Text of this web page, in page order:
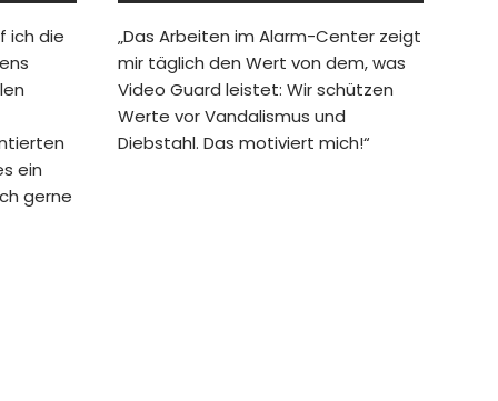
ich die
ein
gerne
„Das Arbeiten im Alarm-Center zeigt
mir täglich den Wert von dem, was
Video Guard leistet: Wir schützen
Werte vor Vandalismus und
Diebstahl. Das motiviert mich!“